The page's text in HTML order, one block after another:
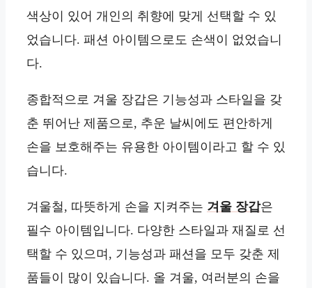
색상이 있어 개인의 취향에 맞게 선택할 수 있
었습니다. 패션 아이템으로도 손색이 없었습니
다.
종합적으로 겨울 장갑은 기능성과 스타일을 갖
춘 뛰어난 제품으로, 추운 날씨에도 편안하게
손을 보호해주는 유용한 아이템이라고 할 수 있
습니다.
겨울철, 따뜻하게 손을 지켜주는 겨울 장갑은
필수 아이템입니다. 다양한 스타일과 재질로 선
택할 수 있으며, 기능성과 패션을 모두 갖춘 제
품들이 많이 있습니다. 올 겨울, 여러분의 손을